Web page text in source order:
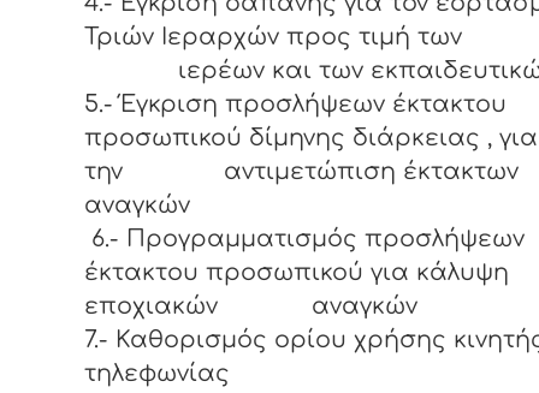
Τριών Ιεραρχών προς τιμή των
ιερέων και των
5.- Έγκριση προσλήψεων έκτακτου
προσωπικού δίμηνης διάρκειας , για
την αντιμετώπιση έκτακτων
αναγκών
6.- Προγραμματισμός προσλήψεων
έκτακτου προσωπικού για κάλυψη
εποχιακών αναγκών
7.- Καθορισμός ορίου χρήσης
τηλεφωνίας